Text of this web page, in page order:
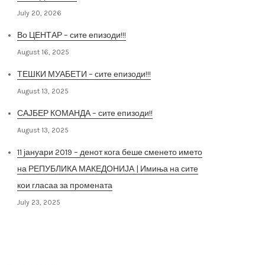
July 20, 2026
Во ЦЕНТАР – сите епизоди!!!
August 16, 2025
ТЕШКИ МУАБЕТИ – сите епизоди!!!
August 13, 2025
САЈБЕР КОМАНДА – сите епизоди!!
August 13, 2025
11 јануари 2019 – денот кога беше сменето името
на РЕПУБЛИКА МАКЕДОНИЈА | Имиња на сите
кои гласаа за промената
July 23, 2025